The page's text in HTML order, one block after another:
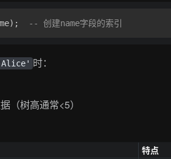
-- 创建name字段的索引
时：
（树高通常<5）
特点